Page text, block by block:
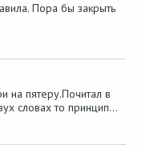
Пора бы закрыть
на пятеру.Почитал в
словах то принцип…